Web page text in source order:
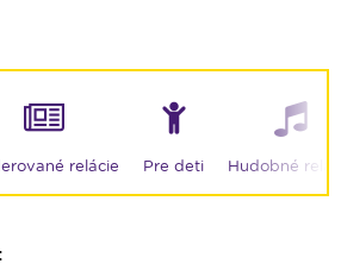
relácie Pre deti Hudobné